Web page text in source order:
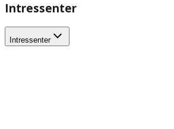
Intressenter
Intressenter